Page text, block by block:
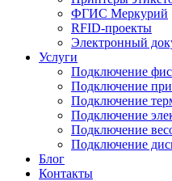
ФГИС Меркурий
RFID-проекты
Электронный
Услуги
Подключение
Подключение
Подключение
Подключение
Подключение
Подключение
Блог
Контакты